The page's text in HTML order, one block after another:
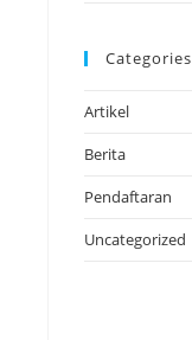
Categories
Artikel
Berita
Pendaftaran
Uncategorized